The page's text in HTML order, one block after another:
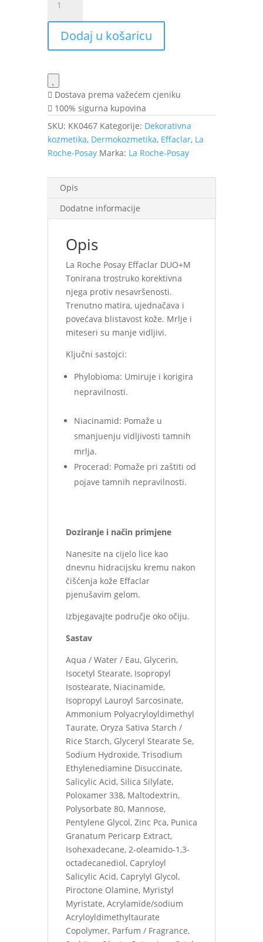
Roche-
Posay
Effaclar
Duo+M
tonirana
svijetla
krema
40
ml
količina
Dodaj u košaricu
Dostava prema važećem cjeniku
100% sigurna kupovina
SKU: KK0467 Kategorije: Dekorativna
kozmetika, Dermokozmetika, Effaclar, La
Roche-Posay Marka: La Roche-Posay
Opis
Dodatne informacije
Opis
La Roche Posay Effaclar DUO+M
Tonirana trostruko korektivna
njega protiv nesavršenosti.
Trenutno matira, ujednačava i
povećava blistavost kože. Mrlje i
miteseri su manje vidljivi.
Ključni sastojci:
Phylobioma: Umiruje i korigira
nepravilnosti.
Niacinamid: Pomaže u
smanjuenju vidljivosti tamnih
mrlja.
Procerad: Pomaže pri zaštiti od
pojave tamnih nepravilnosti.
Doziranje i način primjene
Nanesite na cijelo lice kao
dnevnu hidracijsku kremu nakon
čišćenja kože Effaclar
pjenušavim gelom.
Izbjegavajte područje oko očiju.
Sastav
Aqua / Water / Eau, Glycerin,
Isocetyl Stearate, Isopropyl
Isostearate, Niacinamide,
Isopropyl Lauroyl Sarcosinate,
Ammonium Polyacryloyldimethyl
Taurate, Oryza Sativa Starch /
Rice Starch, Glyceryl Stearate Se,
Sodium Hydroxide, Trisodium
Ethylenediamine Disuccinate,
Salicylic Acid, Silica Silylate,
Poloxamer 338, Maltodextrin,
Polysorbate 80, Mannose,
Pentylene Glycol, Zinc Pca, Punica
Granatum Pericarp Extract,
Isohexadecane, 2-oleamido-1,3-
octadecanediol, Capryloyl
Salicylic Acid, Caprylyl Glycol,
Piroctone Olamine, Myristyl
Myristate, Acrylamide/sodium
Acryloyldimethyltaurate
Copolymer, Parfum / Fragrance,